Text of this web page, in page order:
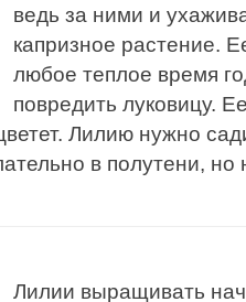
ведь за ними и
капризное растение.
любое теплое время
повредить луковицу.
Лилию нужно
в полутени, но
Лилии выращивать